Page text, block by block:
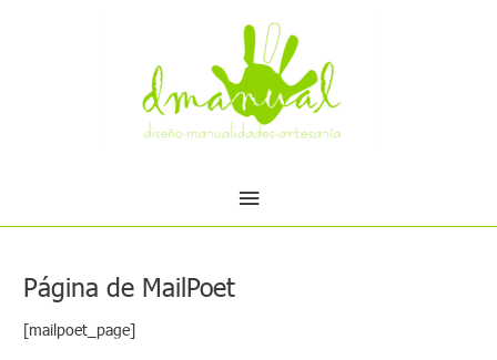
Menú
principal
Página de MailPoet
[mailpoet_page]